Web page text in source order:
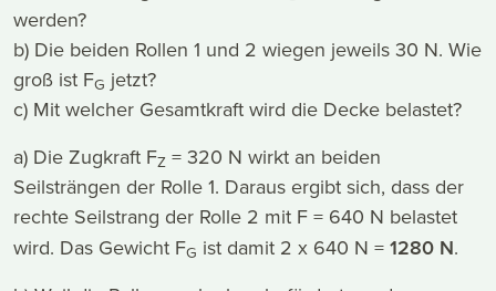
werden?
b) Die beiden Rollen 1 und 2 wiegen jeweils 30 N. Wie
groß ist FG jetzt?
c) Mit welcher Gesamtkraft wird die Decke belastet?
a) Die Zugkraft FZ = 320 N wirkt an beiden
Seilsträngen der Rolle 1. Daraus ergibt sich, dass der
rechte Seilstrang der Rolle 2 mit F = 640 N belastet
wird. Das Gewicht FG ist damit 2 x 640 N = 1280 N.